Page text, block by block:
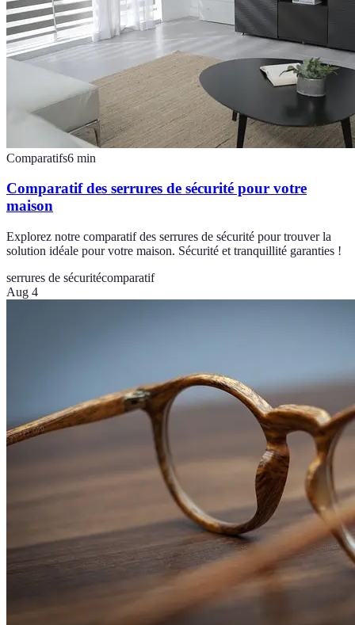
Comparatifs6 min
Comparatif des serrures de sécurité pour votre
maison
Explorez notre comparatif des serrures de sécurité pour trouver la
solution idéale pour votre maison. Sécurité et tranquillité garanties !
serrures de sécuritécomparatif
Aug 4